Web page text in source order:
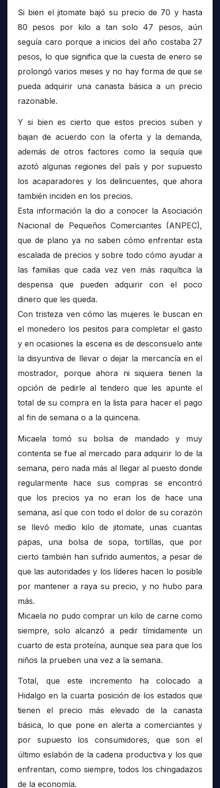
Si bien el jitomate bajó su precio de 70 y hasta
80 pesos por kilo a tan solo 47 pesos, aún
seguía caro porque a inicios del año costaba 27
pesos, lo que significa que la cuesta de enero se
prolongó varios meses y no hay forma de que se
pueda adquirir una canasta básica a un precio
razonable.
Y si bien es cierto que estos precios suben y
bajan de acuerdo con la oferta y la demanda,
además de otros factores como la sequía que
azotó algunas regiones del país y por supuesto
los acaparadores y los delincuentes, que ahora
también inciden en los precios.
Esta información la dio a conocer la Asociación
Nacional de Pequeños Comerciantes (ANPEC),
que de plano ya no saben cómo enfrentar esta
escalada de precios y sobre todo cómo ayudar a
las familias que cada vez ven más raquítica la
despensa que pueden adquirir con el poco
dinero que les queda.
Con tristeza ven cómo las mujeres le buscan en
el monedero los pesitos para completar el gasto
y en ocasiones la escena es de desconsuelo ante
la disyuntiva de llevar o dejar la mercancía en el
mostrador, porque ahora ni siquiera tienen la
opción de pedirle al tendero que les apunte el
total de su compra en la lista para hacer el pago
al fin de semana o a la quincena.
Micaela tomó su bolsa de mandado y muy
contenta se fue al mercado para adquirir lo de la
semana, pero nada más al llegar al puesto donde
regularmente hace sus compras se encontró
que los precios ya no eran los de hace una
semana, así que con todo el dolor de su corazón
se llevó medio kilo de jitomate, unas cuantas
papas, una bolsa de sopa, tortillas, que por
cierto también han sufrido aumentos, a pesar de
que las autoridades y los líderes hacen lo posible
por mantener a raya su precio, y no hubo para
más.
Micaela no pudo comprar un kilo de carne como
siempre, solo alcanzó a pedir tímidamente un
cuarto de esta proteína, aunque sea para que los
niños la prueben una vez a la semana.
Total, que este incremento ha colocado a
Hidalgo en la cuarta posición de los estados que
tienen el precio más elevado de la canasta
básica, lo que pone en alerta a comerciantes y
por supuesto los consumidores, que son el
último eslabón de la cadena productiva y los que
enfrentan, como siempre, todos los chingadazos
de la economía.